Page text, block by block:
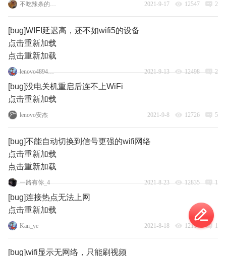
不吃辣条的熲熲君 2021-9-17 12547 2
[bug]WIFI延迟高，还不如wifi5的设备
点击重新加载
点击重新加载
lenovo48948118 2021-9-13 12498 2
[bug]没电关机重启后连不上WiFi
点击重新加载
lenovo安杰 2021-9-8 12726 5
[bug]不能自动切换到信号更强的wifi网络
点击重新加载
点击重新加载
一路有你_4 2021-8-23 12835 1
[bug]连接热点无法上网
点击重新加载
Kan_ye 2021-8-18 12110 1
[bug]wifi显示无网络，只能刷视频